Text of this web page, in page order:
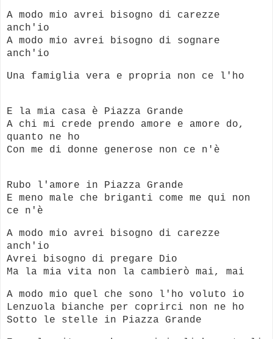
A modo mio avrei bisogno di carezze
anch'io
A modo mio avrei bisogno di sognare
anch'io
Una famiglia vera e propria non ce l'ho
E la mia casa è Piazza Grande
A chi mi crede prendo amore e amore do,
quanto ne ho
Con me di donne generose non ce n'è
Rubo l'amore in Piazza Grande
E meno male che briganti come me qui non
ce n'è
A modo mio avrei bisogno di carezze
anch'io
Avrei bisogno di pregare Dio
Ma la mia vita non la cambierò mai, mai
A modo mio quel che sono l'ho voluto io
Lenzuola bianche per coprirci non ne ho
Sotto le stelle in Piazza Grande